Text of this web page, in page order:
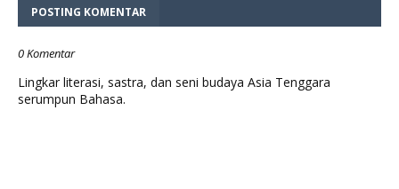
POSTING KOMENTAR
0 Komentar
Lingkar literasi, sastra, dan seni budaya Asia Tenggara
serumpun Bahasa.